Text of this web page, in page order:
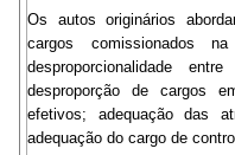
Os autos originários
cargos comissionados
desproporcionalidade
desproporção de cargos
efetivos; adequação das
adequação do cargo de